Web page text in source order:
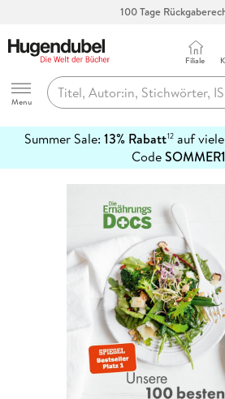
100 Tage
Hugendubel
Menu
Filiale
Summer Sale: 13% Rabatt12auf
Code
erfahren